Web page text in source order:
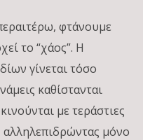
φτάνουμε
το “χάος”. Η
γίνεται τόσο
καθίστανται
με τεράστιες
αλληλεπιδρώντας μόνο